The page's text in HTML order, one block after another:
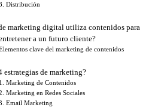
Distribución
marketing digital utiliza contenidos para
a un futuro cliente?
clave del marketing de contenidos
estrategias de marketing?
1. Marketing de Contenidos
Marketing en Redes Sociales
Email Marketing